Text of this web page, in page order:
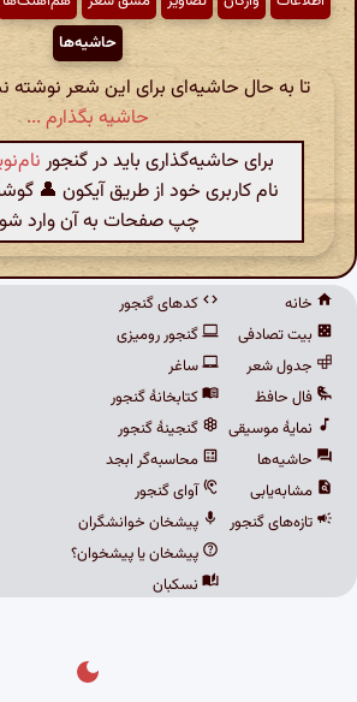
حاشیه‌ها
تا به حال حاشیه‌ای برای این شعر
حاشیه بگذارم ...
برای حاشیه‌گذاری باید در گنجور
نام کاربری خود از طریق آیکون 👤
چپ صفحات به آن وارد
خانه
بیت تصادفی
جدول شعر
فال حافظ
نمایهٔ موسیقی
حاشیه‌ها
مشابه‌یابی
تازه‌های گنجور
کدهای گنجور
گنجور رومیزی
ساغر
کتابخانهٔ گنجور
گنجینهٔ گنجور
محاسبه‌گر ابجد
آوای گنجور
پیشخان خوانشگران
پیشخان یا پیشخوان؟
نسکبان